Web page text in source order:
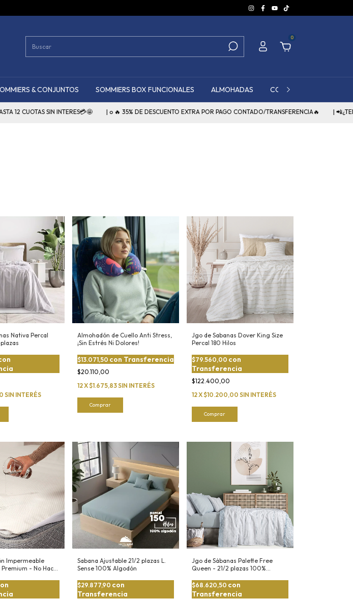
0
& CONJUNTOS SOMMIERS BOX FUNCIONALES ALMOHADAS COSTOS FLETE EN
| o 🔥 35% DE DESCUENTO EXTRA POR PAGO CONTADO/TRANSFERENCIA🔥 | 📲¿TENES DUDAS?HACE
Nativa Percal
SIN INTERÉS
Almohadón de Cuello Anti Stress,
¡Sin Estrés Ni Dolores!
$20.110,00
$13.071,50 con Transferencia
12X$1.675,83SIN INTERÉS
Comprar
Jgo de Sabanas Dover King Size
Percal 180 Hilos
$122.400,00
$79.560,00 con
Transferencia
12X$10.200,00 SIN INTERÉS
Comprar
Impermeable
- No Hace
Sabana Ajustable 21/2 plazas L.
Sense 100% Algodón
$29.877,90 con
Transferencia
Jgo de Sábanas Palette Free
Queen - 21/2 plazas 100%
$68.620,50 con
Transferencia